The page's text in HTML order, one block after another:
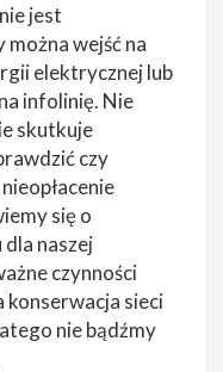
jest
wejść na
elektrycznej lub
infolinię. Nie
skutkuje
czy
się o
dla naszej
czynności
konserwacja sieci
nie bądźmy